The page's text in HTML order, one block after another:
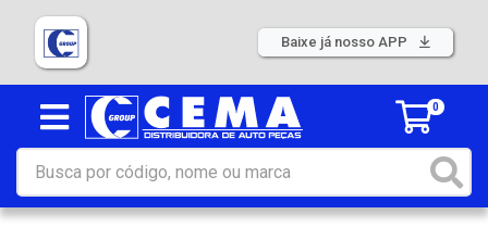
Baixe já nosso APP
0